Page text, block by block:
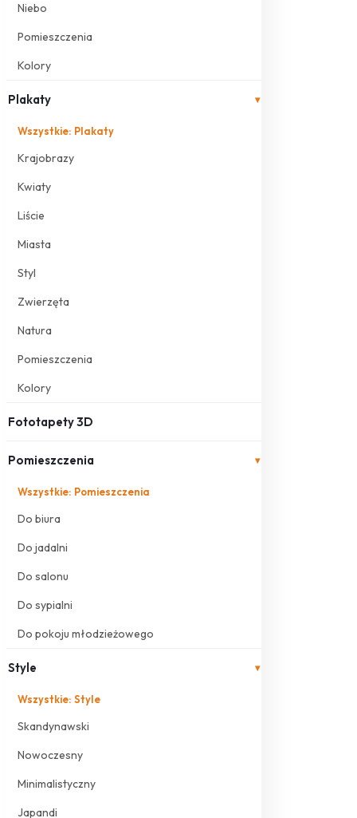
Niebo
Pomieszczenia
Kolory
Plakaty ▾
Wszystkie: Plakaty
Krajobrazy
Kwiaty
Liście
Miasta
Styl
Zwierzęta
Natura
Pomieszczenia
Kolory
Fototapety 3D
Pomieszczenia ▾
Wszystkie: Pomieszczenia
Do biura
Do jadalni
Do salonu
Do sypialni
Do pokoju młodzieżowego
Style ▾
Wszystkie: Style
Skandynawski
Nowoczesny
Minimalistyczny
Japandi